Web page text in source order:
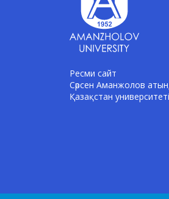
Ресми сайт
Сәрсен Аманжолов
Қазақстан университеті